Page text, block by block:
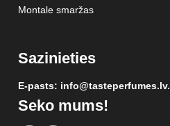
Montale smaržas
Sazinieties
E-pasts: info@tasteperfumes.lv.
Seko mums!